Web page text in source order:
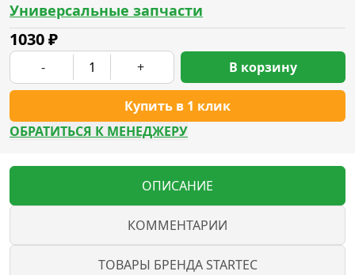
Универсальные запчасти
1030₽
- +
Купить в 1 клик
В корзину
ОБРАТИТЬСЯ К МЕНЕДЖЕРУ
ОПИСАНИЕ
КОММЕНТАРИИ
ТОВАРЫ БРЕНДА STARTEC